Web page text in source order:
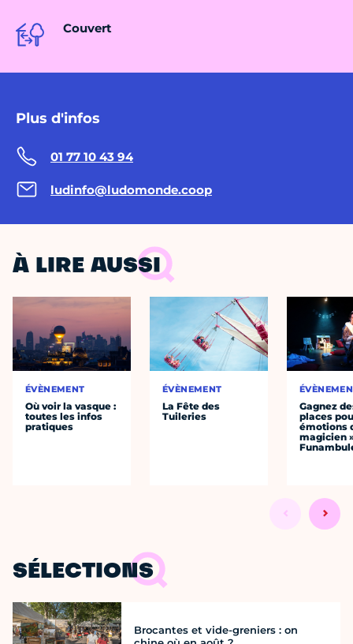
Couvert
Plus d'infos
01 77 10 43 94
ludinfo@ludomonde.coop
À LIRE AUSSI
ÉVÈNEMENT
Où voir la vasque :
toutes les infos
pratiques
ÉVÈNEMENT
La Fête des
Tuileries
Gagnez
places
émotions
magicien
SÉLECTIONS
Brocantes et vide-greniers : on